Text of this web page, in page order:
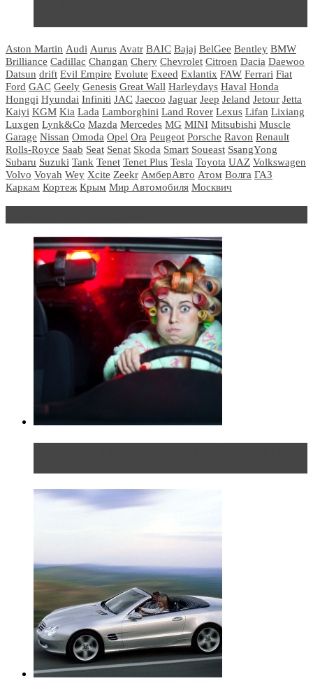
Aston Martin Audi Aurus Avatr BAIC Bajaj BelGee Bentley BMW
Brilliance Cadillac Changan Chery Chevrolet Citroen Dacia Daewoo
Datsun drift Evil Empire Evolute Exeed Exlantix FAW Ferrari Fiat
Ford GAC Geely Genesis Great Wall Harleydays Haval Honda
Hongqi Hyundai Infiniti JAC Jaecoo Jaguar Jeep Jeland Jetour Jetta
Kaiyi KGM Kia Lada Lamborghini Land Rover Lexus Lifan Lixiang
Luxgen Lynk&Co Mazda Mercedes MG MINI Mitsubishi Muscle
Garage Nissan Omoda Opel Ora Peugeot Porsche Ravon Renault
Rolls-Royce Saab Seat Senat Skoda Smart Soueast SsangYong
Subaru Suzuki Tank Tenet Tenet Plus Tesla Toyota UAZ Volkswagen
Volvo Voyah Wey Xcite Zeekr АмберАвто Атом Волга ГАЗ
Каркам Кортеж Крым Мир Автомобиля Москвич